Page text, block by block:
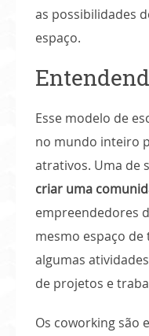
as possibilidades
espaço.
Esse modelo de
no mundo inteiro
atrativos. Uma de
criar uma
empreendedores
mesmo espaço
algumas
de projetos e
Os coworking são